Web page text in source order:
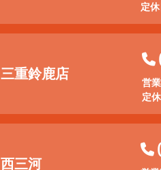
定
三重鈴鹿店
営
定
西三河